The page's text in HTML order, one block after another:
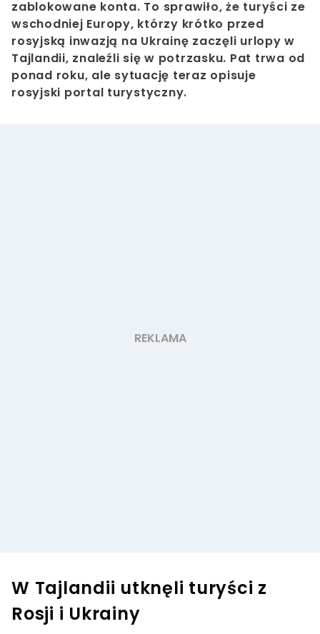
zablokowane konta. To sprawiło, że turyści ze
wschodniej Europy, którzy krótko przed
rosyjską inwazją na Ukrainę zaczęli urlopy w
Tajlandii, znaleźli się w potrzasku. Pat trwa od
ponad roku, ale sytuację teraz opisuje
rosyjski portal turystyczny.
W Tajlandii utknęli turyści z
Rosji i Ukrainy